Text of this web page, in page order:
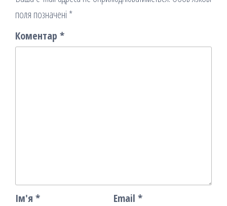
поля позначені *
Коментар *
Ім'я * Email *